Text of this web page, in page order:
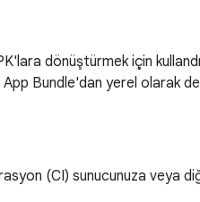
dönüştürmek için
App Bundle'dan yerel olarak
(CI) sunucunuza veya